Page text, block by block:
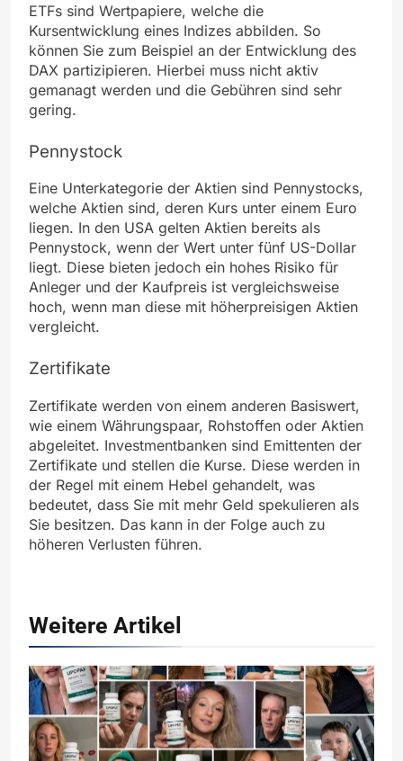
ETFs sind Wertpapiere, welche die
Kursentwicklung eines Indizes abbilden. So
können Sie zum Beispiel an der Entwicklung des
DAX partizipieren. Hierbei muss nicht aktiv
gemanagt werden und die Gebühren sind sehr
gering.
Pennystock
Eine Unterkategorie der Aktien sind Pennystocks,
welche Aktien sind, deren Kurs unter einem Euro
liegen. In den USA gelten Aktien bereits als
Pennystock, wenn der Wert unter fünf US-Dollar
liegt. Diese bieten jedoch ein hohes Risiko für
Anleger und der Kaufpreis ist vergleichsweise
hoch, wenn man diese mit höherpreisigen Aktien
vergleicht.
Zertifikate
Zertifikate werden von einem anderen Basiswert,
wie einem Währungspaar, Rohstoffen oder Aktien
abgeleitet. Investmentbanken sind Emittenten der
Zertifikate und stellen die Kurse. Diese werden in
der Regel mit einem Hebel gehandelt, was
bedeutet, dass Sie mit mehr Geld spekulieren als
Sie besitzen. Das kann in der Folge auch zu
höheren Verlusten führen.
Weitere Artikel